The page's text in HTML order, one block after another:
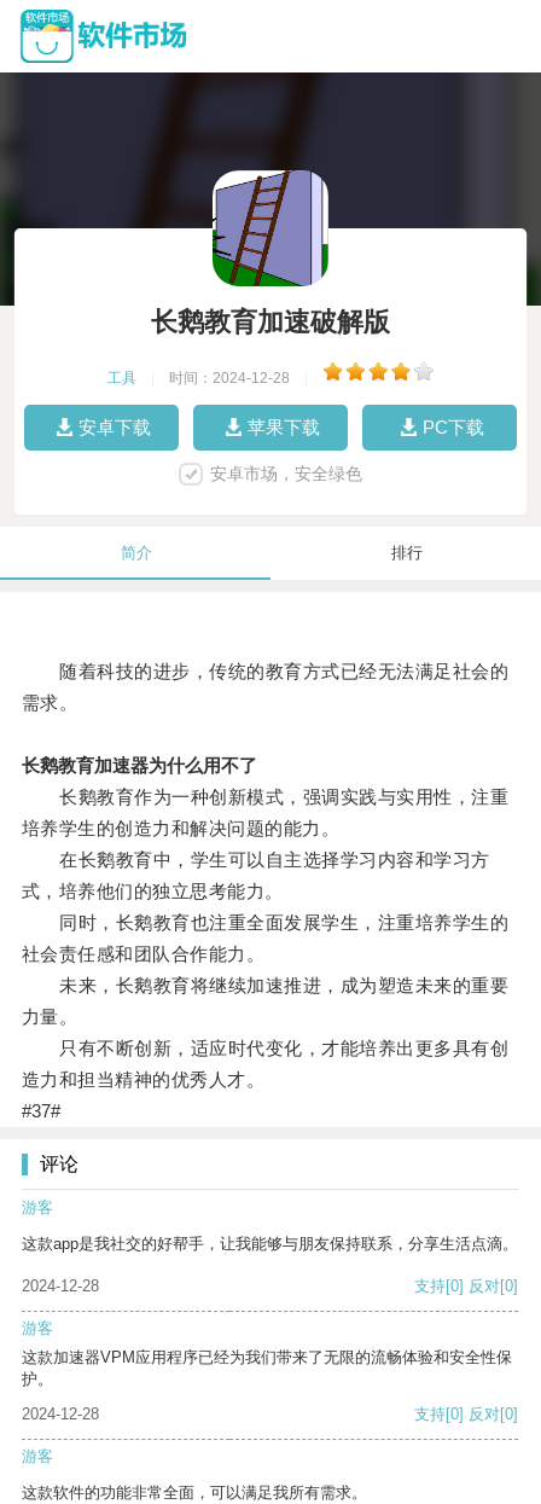
长鹅教育加速破解版
工具 时间：2024-12-28
安卓下载 苹果下载 PC下载
安卓市场，安全绿色
简介 排行
随着科技的进步，传统的教育方式已经无法满足社会的
需求。
长鹅教育加速器为什么用不了
长鹅教育作为一种创新模式，强调实践与实用性，注重
培养学生的创造力和解决问题的能力。
在长鹅教育中，学生可以自主选择学习内容和学习方
式，培养他们的独立思考能力。
同时，长鹅教育也注重全面发展学生，注重培养学生的
社会责任感和团队合作能力。
未来，长鹅教育将继续加速推进，成为塑造未来的重要
力量。
只有不断创新，适应时代变化，才能培养出更多具有创
造力和担当精神的优秀人才。
#37#
评论
游客
这款app是我社交的好帮手，让我能够与朋友保持联系，分享生活点滴。
2024-12-28 支持[0] 反对[0]
游客
这款加速器VPM应用程序已经为我们带来了无限的流畅体验和安全性保
护。
2024-12-28
支持[0] 反对[0]
游客
这款软件的功能非常全面，可以满足我所有需求。